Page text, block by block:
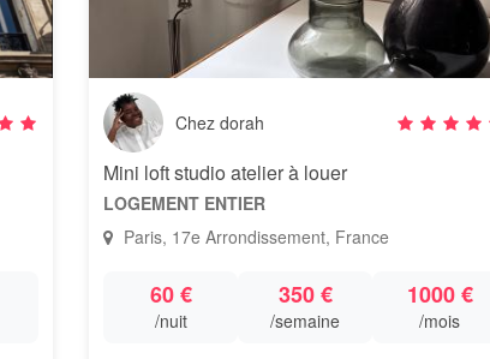
Chez dorah
Mini loft studio atelier à louer
LOGEMENT ENTIER
Paris, 17e Arrondissement, France
60 €
/nuit
350 €
/semaine
1000 €
/mois